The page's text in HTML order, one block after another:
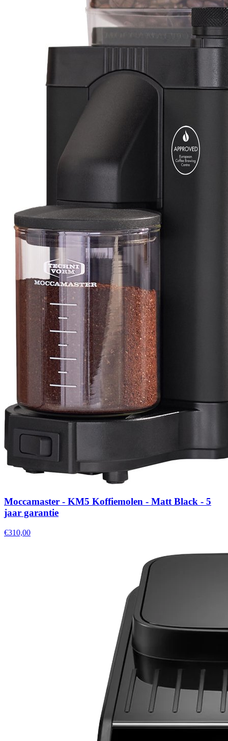
Moccamaster - KM5 Koffiemolen - Matt Black - 5
jaar garantie
€310,00